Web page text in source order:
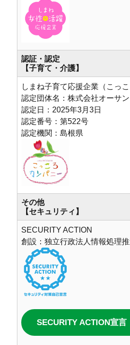
認証・認定
【子育て・介護】
しまね子育て応援企業（こっこ
認定団体名：株式会社オーサン
認定日：2025年3月3日
認定番号：第522号
認定機関：島根県
その他
【セキュリティ】
SECURITY ACTION
創設：独立行政法人情報処理推
SECURITY ACTION宣言